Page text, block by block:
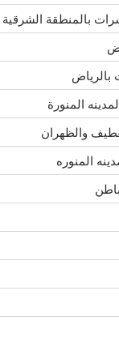
بالمنطقة الشرقية
المنورة
والظهران
المنوره